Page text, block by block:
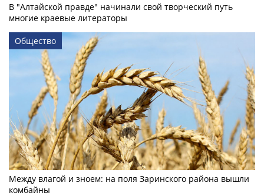
В "Алтайской правде" начинали свой творческий путь
многие краевые литераторы
Общество
Между влагой и зноем: на поля Заринского района вышли
комбайны